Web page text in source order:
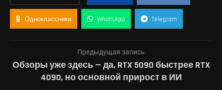
Одноклассники WhatsApp Telegram
Предыдущая запись
Обзоры уже здесь — да, RTX 5090 быстрее RTX
4090, но основной прирост в ИИ